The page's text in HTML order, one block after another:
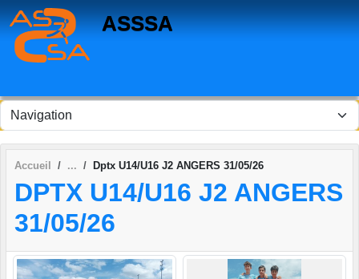
ASSSA
Accueil Dptx U14/U16 J2 ANGERS 31/05/26
DPTX U14/U16 J2 ANGERS
31/05/26
Panneau de gestion des cookies